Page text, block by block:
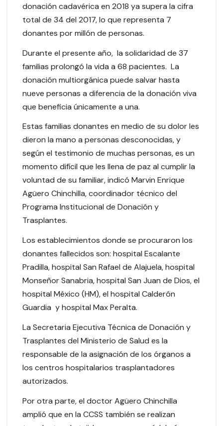
donación cadavérica en 2018 ya supera la cifra
total de 34 del 2017, lo que representa 7
donantes por millón de personas.
Durante el presente año, la solidaridad de 37
familias prolongó la vida a 68 pacientes. La
donación multiorgánica puede salvar hasta
nueve personas a diferencia de la donación viva
que beneficia únicamente a una.
Estas familias donantes en medio de su dolor les
dieron la mano a personas desconocidas, y
según el testimonio de muchas personas, es un
momento difícil que les llena de paz al cumplir la
voluntad de su familiar, indicó Marvin Enrique
Agüero Chinchilla, coordinador técnico del
Programa Institucional de Donación y
Trasplantes.
Los establecimientos donde se procuraron los
donantes fallecidos son: hospital Escalante
Pradilla, hospital San Rafael de Alajuela, hospital
Monseñor Sanabria, hospital San Juan de Dios, el
hospital México (HM), el hospital Calderón
Guardia y hospital Max Peralta.
La Secretaria Ejecutiva Técnica de Donación y
Trasplantes del Ministerio de Salud es la
responsable de la asignación de los órganos a
los centros hospitalarios trasplantadores
autorizados.
Por otra parte, el doctor Agüero Chinchilla
amplió que en la CCSS también se realizan